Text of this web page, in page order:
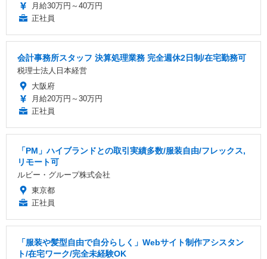
月給30万円～40万円
正社員
会計事務所スタッフ 決算処理業務 完全週休2日制/在宅勤務可
税理士法人日本経営
大阪府
月給20万円～30万円
正社員
「PM」ハイブランドとの取引実績多数/服装自由/フレックス,
リモート可
ルビー・グループ株式会社
東京都
正社員
「服装や髪型自由で自分らしく」Webサイト制作アシスタン
ト/在宅ワーク/完全未経験OK